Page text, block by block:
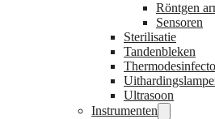
Röntgen
Sensoren
Sterilisatie
Tandenbleken
Ultrasoon
Instrumenten